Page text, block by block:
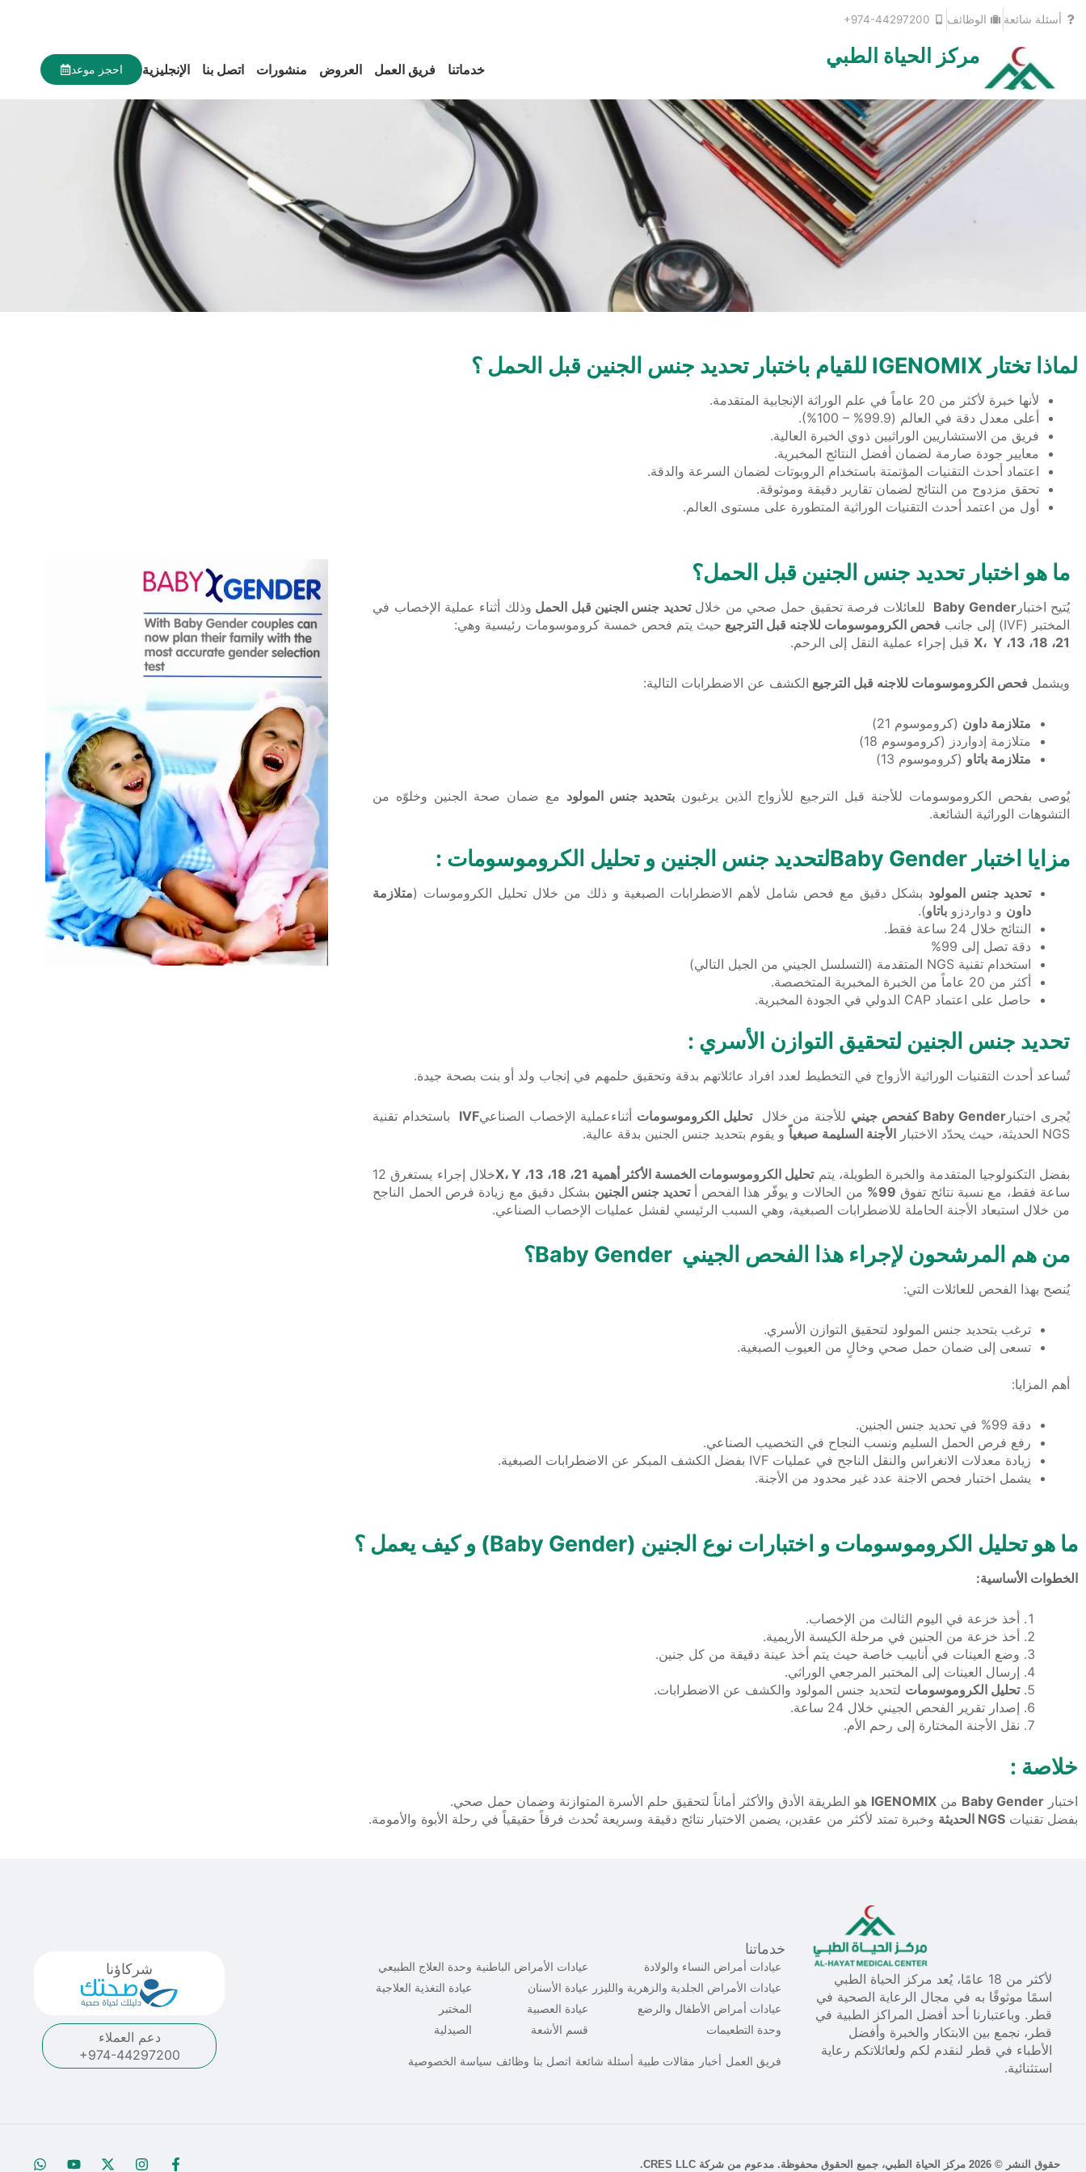
تخطي
إلى
أسئلة شائعة الوظائف +974-44297200
مركز الحياة الطبي
خدماتنا فريق العمل العروض منشورات اتصل بنا الإنجليزية احجز موعد
لماذا تختار IGENOMIX للقيام باختبار تحديد جنس الجنين قبل الحمل ؟
لأنها خبرة لأكثر من 20 عاماً في علم الوراثة الإنجابية المتقدمة.
أعلى معدل دقة في العالم (99.9% – 100%).
فريق من الاستشاريين الوراثيين ذوي الخبرة العالية.
معايير جودة صارمة لضمان أفضل النتائج المخبرية.
اعتماد أحدث التقنيات المؤتمتة باستخدام الروبوتات لضمان السرعة والدقة.
تحقق مزدوج من النتائج لضمان تقارير دقيقة وموثوقة.
أول من اعتمد أحدث التقنيات الوراثية المتطورة على مستوى العالم.
ما هو اختبار تحديد جنس الجنين قبل الحمل؟
يُتيح اختبارBaby Gender للعائلات فرصة تحقيق حمل صحي من خلالتحديد جنس الجنين قبل الحمل وذلك أثناء عملية الإخصاب في
المختبر (IVF) إلى جانب
فحص الكروموسومات للاجنه قبل الترجيع حيث يتم فحص خمسة كروموسومات رئيسية وهي:
21، 18، 13، X، Y
قبل إجراء عملية النقل إلى الرحم.
ويشمل فحص الكروموسومات للاجنه قبل الترجيع الكشف عن الاضطرابات التالية:
متلازمة داون (كروموسوم 21)
متلازمة إدواردز (كروموسوم 18)
متلازمة باتاو (كروموسوم 13)
يُوصى بفحص الكروموسومات للأجنة قبل الترجيع للأزواج الذين يرغبونبتحديدجنس المولود مع ضمان صحة الجنين وخلوّه من
التشوهات الوراثية الشائعة.
مزايا اختبار Baby Genderلتحديد جنس الجنين و تحليل الكروموسومات :
تحديد جنس المولود بشكل دقيق مع فحص شامل لأهم الاضطرابات الصبغية و ذلك من خلال تحليل الكروموسات (متلازمة
داون و دواردزو باتاو).
النتائج خلال 24 ساعة فقط.
دقة تصل إلى 99%
استخدام تقنية NGS المتقدمة (التسلسل الجيني من الجيل التالي)
أكثر من 20 عاماً من الخبرة المخبرية المتخصصة.
حاصل على اعتماد CAP الدولي في الجودة المخبرية.
تحديد جنس الجنين لتحقيق التوازن الأسري :
تُساعد أحدث التقنيات الوراثية الأزواج في التخطيط لعدد افراد عائلاتهم بدقة وتحقيق حلمهم في إنجاب ولد أو بنت بصحة جيدة.
يُجرى اختبار Baby Gender كفحص جيني للأجنة من خلالتحليل الكروموسومات أثناءعملية الإخصاب الصناعيIVF
باستخدام تقنية
NGS الحديثة، حيث يحدّد الاختبار
الأجنة السليمة صبغياً و يقوم بتحديد جنس الجنين بدقة عالية.
بفضل التكنولوجيا المتقدمة والخبرة الطويلة، يتمتحليل الكروموسومات الخمسة الأكثر أهمية 21، 18، 13، X، Y
خلال إجراء يستغرق 12
ساعة فقط، مع نسبة نتائج تفوق 99% من الحالات و يوفّر هذا الفحص أ تحديد جنس الجنين بشكل دقيق مع زيادة فرص الحمل الناجح
من خلال استبعاد الأجنة الحاملة للاضطرابات الصبغية، وهي السبب الرئيسي لفشل عمليات الإخصاب الصناعي.
من هم المرشحون لإجراء هذا الفحص الجيني Baby Gender؟
يُنصح بهذا الفحص للعائلات التي:
ترغب بتحديد جنس المولود لتحقيق التوازن الأسري.
تسعى إلى ضمان حمل صحي وخالٍ من العيوب الصبغية.
أهم المزايا:
دقة 99% في تحديد جنس الجنين.
رفع فرص الحمل السليم ونسب النجاح في التخصيب الصناعي.
زيادة معدلات الانغراس والنقل الناجح في عمليات IVF بفضل الكشف المبكر عن الاضطرابات الصبغية.
يشمل اختبار فحص الاجنة عدد غير محدود من الأجنة.
ما هو تحليل الكروموسومات و اختبارات نوع الجنين (Baby Gender) و كيف يعمل ؟
الخطوات الأساسية:
أخذ خزعة في اليوم الثالث من الإخصاب.
أخذ خزعة من الجنين في مرحلة الكيسة الأريمية.
وضع العينات في أنابيب خاصة حيث يتم أخذ عينة دقيقة من كل جنين.
إرسال العينات إلى المختبر المرجعي الوراثي.
تحليل الكروموسومات لتحديد جنس المولود والكشف عن الاضطرابات.
إصدار تقرير الفحص الجيني خلال 24 ساعة.
نقل الأجنة المختارة إلى رحم الأم.
خلاصة :
اختبار Baby Gender من IGENOMIX هو الطريقة الأدق والأكثر أماناً لتحقيق حلم الأسرة المتوازنة وضمان حمل صحي.
بفضل تقنيات NGS الحديثة وخبرة تمتد لأكثر من عقدين، يضمن الاختبار نتائج دقيقة وسريعة تُحدث فرقاً حقيقياً في رحلة الأبوة والأمومة.
لأكثر من 18 عامًا، يُعد مركز الحياة الطبي
اسمًا موثوقًا به في مجال الرعاية الصحية في
قطر. وباعتبارنا أحد أفضل المراكز الطبية في
قطر، نجمع بين الابتكار والخبرة وأفضل
الأطباء في قطر لنقدم لكم ولعائلاتكم رعاية
استثنائية.
خدماتنا
عيادات أمراض النساء والولادة
عيادات الأمراض الجلدية والزهرية والليزر
عيادات أمراض الأطفال والرضع
وحدة التطعيمات
عيادات الأمراض الباطنية
عيادة الأسنان
عيادة العصبية
قسم الأشعة
وحدة العلاج الطبيعي
عيادة التغذية العلاجية
المختبر
الصيدلية
فريق العمل أخبار مقالات طبية أسئلة شائعة اتصل بنا وظائف سياسة الخصوصية
شركاؤنا
دعم العملاء
+974-44297200
حقوق النشر © 2026 مركز الحياة الطبي، جميع الحقوق محفوظة. مدعوم من شركة CRES LLC .
F
I
X
Y
W